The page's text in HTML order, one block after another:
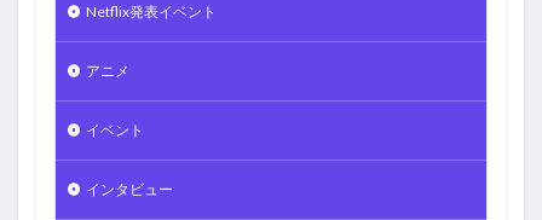
Netflix発表イベント
アニメ
イベント
インタビュー